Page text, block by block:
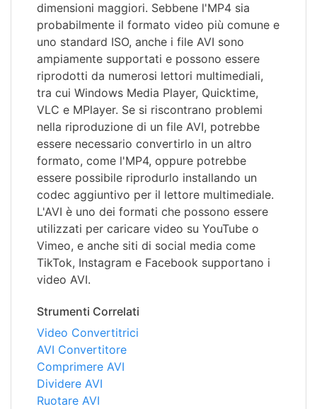
dimensioni maggiori. Sebbene l'MP4 sia
probabilmente il formato video più comune e
uno standard ISO, anche i file AVI sono
ampiamente supportati e possono essere
riprodotti da numerosi lettori multimediali,
tra cui Windows Media Player, Quicktime,
VLC e MPlayer. Se si riscontrano problemi
nella riproduzione di un file AVI, potrebbe
essere necessario convertirlo in un altro
formato, come l'MP4, oppure potrebbe
essere possibile riprodurlo installando un
codec aggiuntivo per il lettore multimediale.
L'AVI è uno dei formati che possono essere
utilizzati per caricare video su YouTube o
Vimeo, e anche siti di social media come
TikTok, Instagram e Facebook supportano i
video AVI.
Strumenti Correlati
Video Convertitrici
AVI Convertitore
Comprimere AVI
Dividere AVI
Ruotare AVI